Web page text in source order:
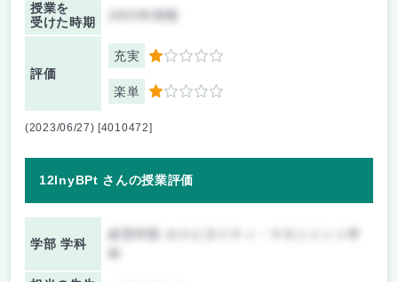
授業を
受けた時期
評価
充実 1
楽単 1
(2023/06/27) [4010472]
12lnyBPt さんの授業評価
学部 学科